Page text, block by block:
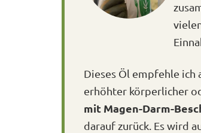
Dieses Öl empfehle ich
erhöhter körperlicher
mit Magen-Darm-
darauf zurück. Es wird